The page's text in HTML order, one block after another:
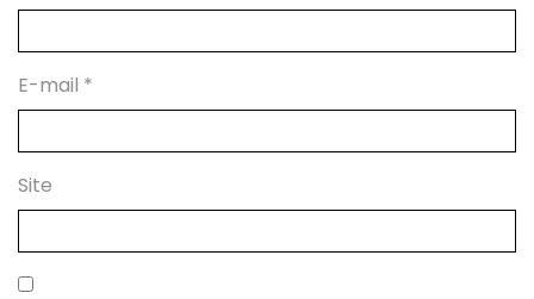
E-mail *
Site